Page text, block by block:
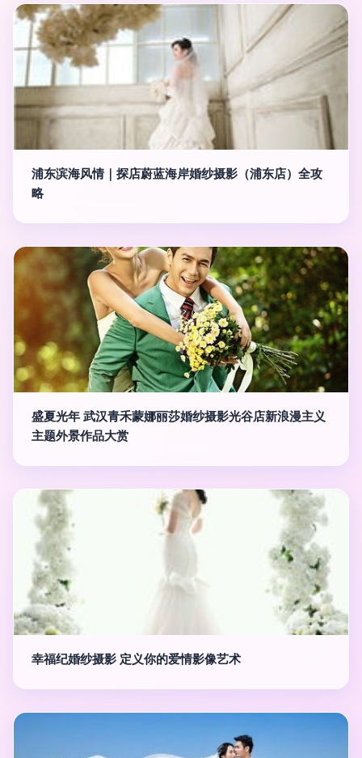
浦东滨海风情｜探店蔚蓝海岸婚纱摄影（浦东店）全攻
略
盛夏光年 武汉青禾蒙娜丽莎婚纱摄影光谷店新浪漫主义
主题外景作品大赏
幸福纪婚纱摄影 定义你的爱情影像艺术